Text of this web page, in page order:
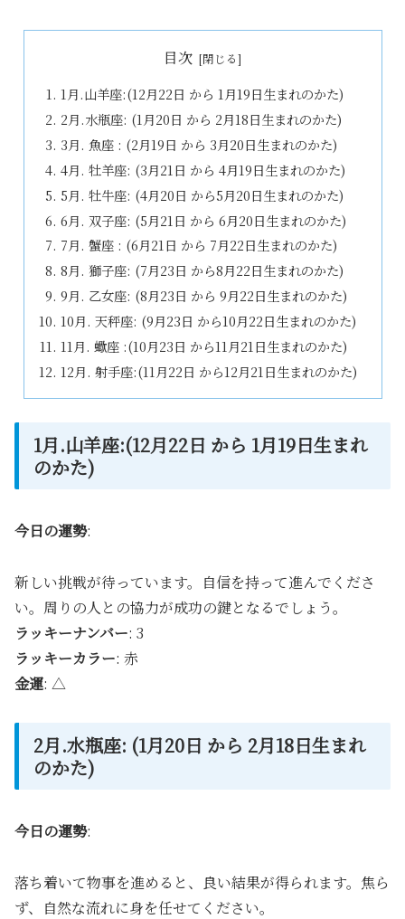
目次
1月.山羊座:(12月22日 から 1月19日生まれのかた)
2月.水瓶座: (1月20日 から 2月18日生まれのかた)
3月. 魚座 : (2月19日 から 3月20日生まれのかた)
4月. 牡羊座: (3月21日 から 4月19日生まれのかた)
5月. 牡牛座: (4月20日 から5月20日生まれのかた)
6月. 双子座: (5月21日 から 6月20日生まれのかた)
7月. 蟹座 : (6月21日 から 7月22日生まれのかた)
8月. 獅子座: (7月23日 から8月22日生まれのかた)
9月. 乙女座: (8月23日 から 9月22日生まれのかた)
10月. 天秤座: (9月23日 から10月22日生まれのかた)
11月. 蠍座 :(10月23日 から11月21日生まれのかた)
12月. 射手座:(11月22日 から12月21日生まれのかた)
1月.山羊座:(12月22日 から 1月19日生まれ
のかた)
今日の運勢:
新しい挑戦が待っています。自信を持って進んでくださ
い。周りの人との協力が成功の鍵となるでしょう。
ラッキーナンバー: 3
ラッキーカラー: 赤
金運: △
2月.水瓶座: (1月20日 から 2月18日生まれ
のかた)
今日の運勢:
落ち着いて物事を進めると、良い結果が得られます。焦ら
ず、自然な流れに身を任せてください。